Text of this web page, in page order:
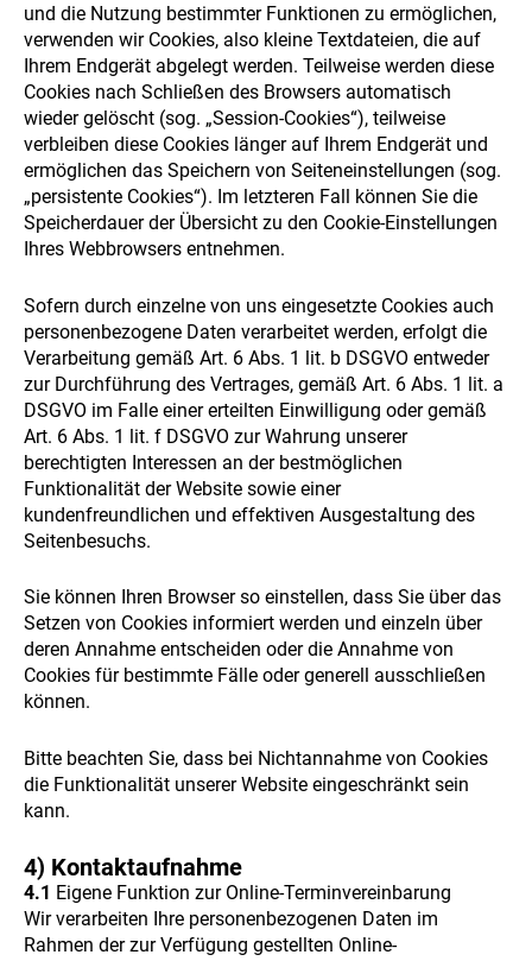
und die Nutzung bestimmter Funktionen zu ermöglichen,
verwenden wir Cookies, also kleine Textdateien, die auf
Ihrem Endgerät abgelegt werden. Teilweise werden diese
Cookies nach Schließen des Browsers automatisch
wieder gelöscht (sog. „Session-Cookies“), teilweise
verbleiben diese Cookies länger auf Ihrem Endgerät und
ermöglichen das Speichern von Seiteneinstellungen (sog.
„persistente Cookies“). Im letzteren Fall können Sie die
Speicherdauer der Übersicht zu den Cookie-Einstellungen
Ihres Webbrowsers entnehmen.
Sofern durch einzelne von uns eingesetzte Cookies auch
personenbezogene Daten verarbeitet werden, erfolgt die
Verarbeitung gemäß Art. 6 Abs. 1 lit. b DSGVO entweder
zur Durchführung des Vertrages, gemäß Art. 6 Abs. 1 lit. a
DSGVO im Falle einer erteilten Einwilligung oder gemäß
Art. 6 Abs. 1 lit. f DSGVO zur Wahrung unserer
berechtigten Interessen an der bestmöglichen
Funktionalität der Website sowie einer
kundenfreundlichen und effektiven Ausgestaltung des
Seitenbesuchs.
Sie können Ihren Browser so einstellen, dass Sie über das
Setzen von Cookies informiert werden und einzeln über
deren Annahme entscheiden oder die Annahme von
Cookies für bestimmte Fälle oder generell ausschließen
können.
Bitte beachten Sie, dass bei Nichtannahme von Cookies
die Funktionalität unserer Website eingeschränkt sein
kann.
4) Kontaktaufnahme
4.1 Eigene Funktion zur Online-Terminvereinbarung
Wir verarbeiten Ihre personenbezogenen Daten im
Rahmen der zur Verfügung gestellten Online-